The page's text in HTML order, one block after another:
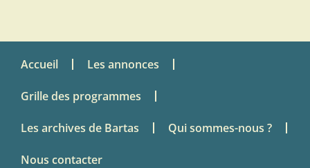
Accueil Les annonces
Grille des programmes
Les archives de Bartas Qui sommes-nous ?
Nous contacter